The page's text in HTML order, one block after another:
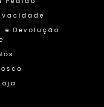
Devolução